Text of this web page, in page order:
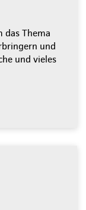
das Thema
und
und vieles